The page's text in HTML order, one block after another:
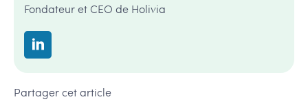
Partager cet article
Fondateur et CEO de Holivia